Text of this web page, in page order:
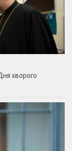
хворого